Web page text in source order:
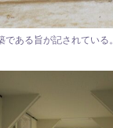
ある旨が記されている。